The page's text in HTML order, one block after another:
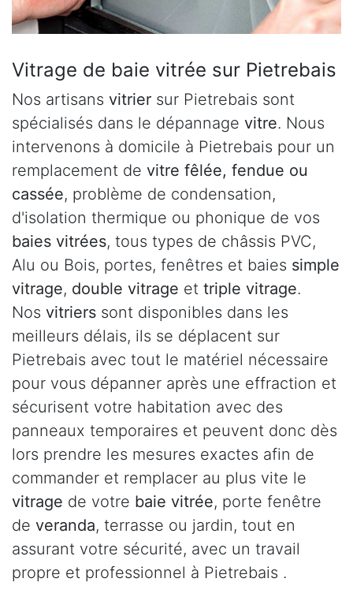
Vitrage de baie vitrée sur Pietrebais
Nos artisans vitrier sur Pietrebais sont
spécialisés dans le dépannage vitre. Nous
intervenons à domicile à Pietrebais pour un
remplacement de vitre fêlée, fendue ou
cassée, problème de condensation,
d'isolation thermique ou phonique de vos
baies vitrées, tous types de châssis PVC,
Alu ou Bois, portes, fenêtres et baies simple
vitrage, double vitrage et triple vitrage.
Nos vitriers sont disponibles dans les
meilleurs délais, ils se déplacent sur
Pietrebais avec tout le matériel nécessaire
pour vous dépanner après une effraction et
sécurisent votre habitation avec des
panneaux temporaires et peuvent donc dès
lors prendre les mesures exactes afin de
commander et remplacer au plus vite le
vitrage de votre baie vitrée, porte fenêtre
de veranda, terrasse ou jardin, tout en
assurant votre sécurité, avec un travail
propre et professionnel à Pietrebais .